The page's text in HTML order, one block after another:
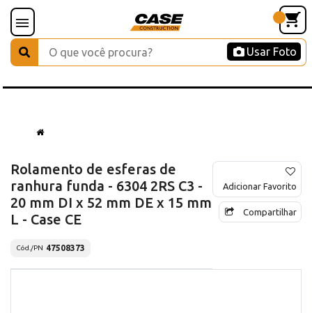
Usar Foto
Rolamento de esferas de
ranhura funda - 6304 2RS C3 -
20 mm DI x 52 mm DE x 15 mm
L - Case CE
Cód./PN 47508373
Adicionar Favorito
Compartilhar